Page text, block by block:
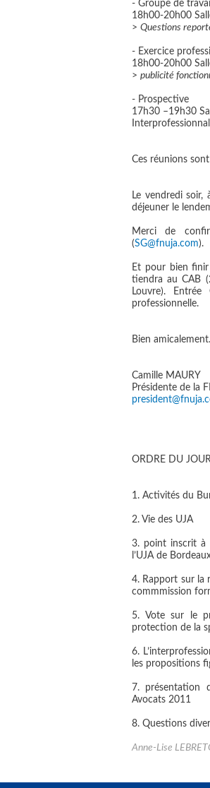
- Groupe de
18h00-20h00
> Questions
- Exercice
18h00-20h00
> publicité
- Prospective
17h30 –19h30
Ces réunions
Le vendredi soir,
déjeuner le
Merci de
(SG@fnuja.com).
Et pour bien finir
tiendra au CAB
Louvre).
professionnelle.
Bien amicalement.
Camille MAURY
Présidente de la
ORDRE DU
1. Activités du
2. Vie des UJA
3. point inscrit à
l’UJA de
4. Rapport sur la
commmission
5. Vote sur le
protection de la
6.
les propositions
7. présentation
Avocats 2011
8. Questions
Anne-Lise